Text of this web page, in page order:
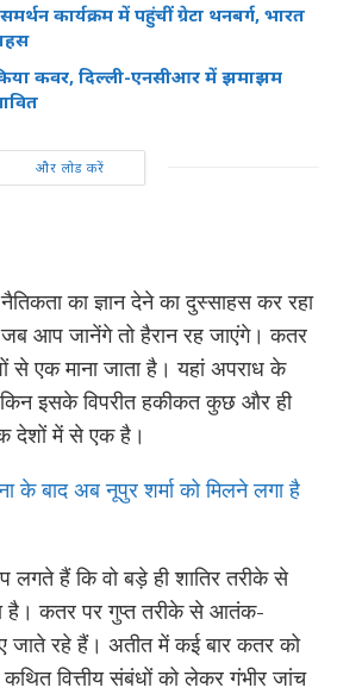
कार्यक्रम में पहुंचीं ग्रेटा थनबर्ग, भारत
कवर, दिल्ली-एनसीआर में झमाझम
और लोड करें
का ज्ञान देने का दुस्साहस कर रहा
आप जानेंगे तो हैरान रह जाएंगे। कतर
से एक माना जाता है। यहां अपराध के
इसके विपरीत हकीकत कुछ और ही
देशों में से एक है।
के बाद अब नूपुर शर्मा को मिलने लगा है
हैं कि वो बड़े ही शातिर तरीके से
है। कतर पर गुप्त तरीके से आतंक-
जाते रहे हैं। अतीत में कई बार कतर को
वित्तीय संबंधों को लेकर गंभीर जांच